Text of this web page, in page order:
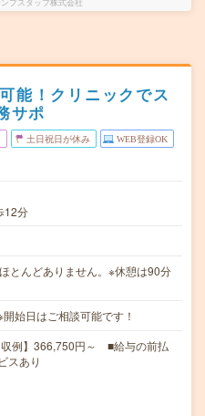
能！クリニックでス
サポ
土日祝日が休み WEB登録OK
12分
んどありません。※休憩は90分
始日はご相談可能です！
例】366,750円～ ■給与の前払
スあり